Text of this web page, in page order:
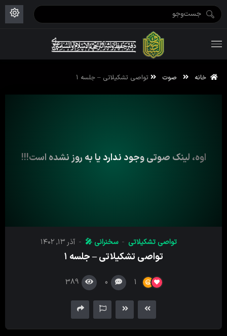
خانه صوت تواصی تشکیلاتی – جلسه ۱
اوه، لینک صوتی وجود ندارد یا به روز نشده است!!!
تواصی تشکیلاتی سخنرانی 🎤 آذر ۱۳, ۱۴۰۲
تواصی تشکیلاتی – جلسه ۱
1
0
389